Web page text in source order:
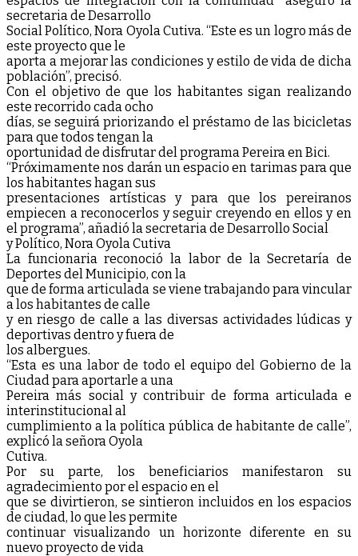
secretaria de Desarrollo
Social Político, Nora Oyola Cutiva. “Este es un logro más de
este proyecto que le
aporta a mejorar las condiciones y estilo de vida de dicha
población”, precisó.
Con el objetivo de que los habitantes sigan realizando
este recorrido cada ocho
días, se seguirá priorizando el préstamo de las bicicletas
para que todos tengan la
oportunidad de disfrutar del programa Pereira en Bici.
“Próximamente nos darán un espacio en tarimas para que
los habitantes hagan sus
presentaciones artísticas y para que los pereiranos
empiecen a reconocerlos y seguir creyendo en ellos y en
el programa”, añadió la secretaria de Desarrollo Social
y Político, Nora Oyola Cutiva
La funcionaria reconoció la labor de la Secretaría de
Deportes del Municipio, con la
que de forma articulada se viene trabajando para vincular
a los habitantes de calle
y en riesgo de calle a las diversas actividades lúdicas y
deportivas dentro y fuera de
los albergues.
“Esta es una labor de todo el equipo del Gobierno de la
Ciudad para aportarle a una
Pereira más social y contribuir de forma articulada e
interinstitucional al
cumplimiento a la política pública de habitante de calle”,
explicó la señora Oyola
Cutiva.
Por su parte, los beneficiarios manifestaron su
agradecimiento por el espacio en el
que se divirtieron, se sintieron incluidos en los espacios
de ciudad, lo que les permite
continuar visualizando un horizonte diferente en su
nuevo proyecto de vida